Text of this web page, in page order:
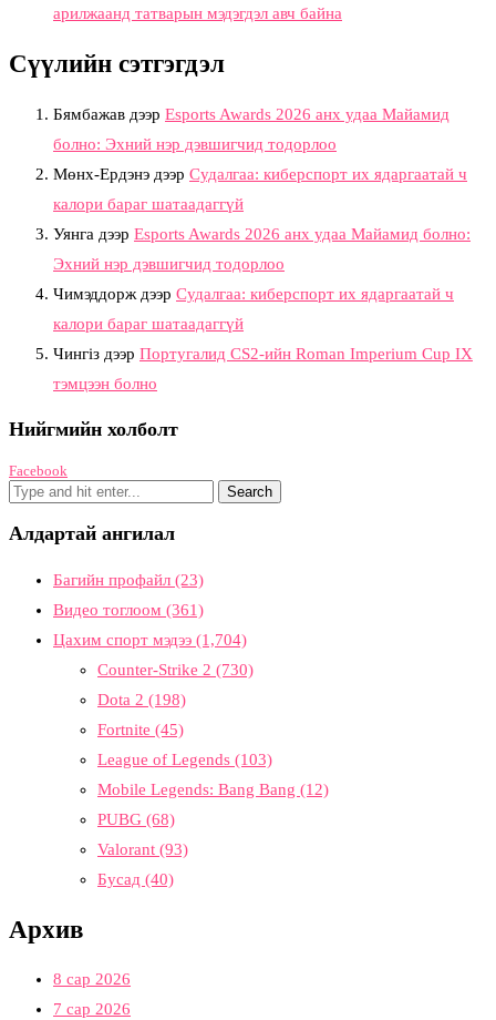
арилжаанд татварын мэдэгдэл авч байна
Сүүлийн сэтгэгдэл
Бямбажав дээр Esports Awards 2026 анх удаа Майамид
болно: Эхний нэр дэвшигчид тодорлоо
Мөнх-Ердэнэ дээр Судалгаа: киберспорт их ядаргаатай ч
калори бараг шатаадаггүй
Уянга дээр Esports Awards 2026 анх удаа Майамид болно:
Эхний нэр дэвшигчид тодорлоо
Чимэддорж дээр Судалгаа: киберспорт их ядаргаатай ч
калори бараг шатаадаггүй
Чингіз дээр Португалид CS2-ийн Roman Imperium Cup IX
тэмцээн болно
Нийгмийн холболт
Facebook
Алдартай ангилал
Багийн профайл (23)
Видео тоглоом (361)
Цахим спорт мэдээ (1,704)
Counter-Strike 2 (730)
Dota 2 (198)
Fortnite (45)
League of Legends (103)
Mobile Legends: Bang Bang (12)
PUBG (68)
Valorant (93)
Бусад (40)
Архив
8 сар 2026
7 сар 2026